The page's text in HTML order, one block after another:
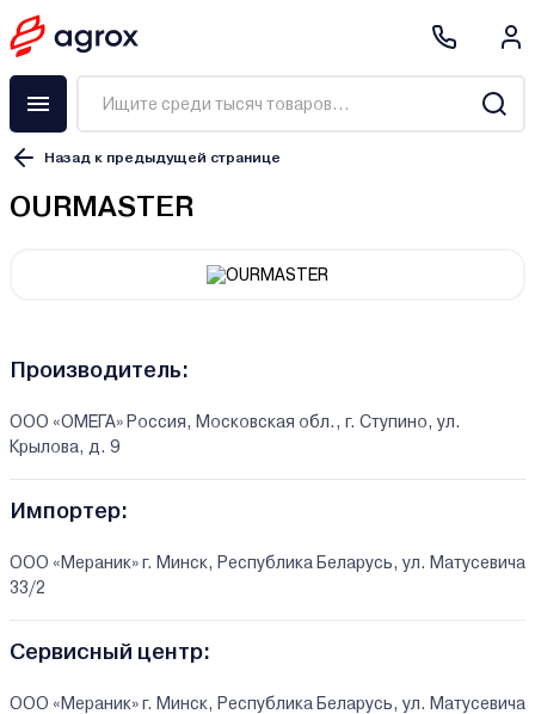
Назад к предыдущей странице
OURMASTER
Производитель:
ООО «ОМЕГА» Россия, Московская обл., г. Ступино, ул.
Крылова, д. 9
Импортер:
ООО «Мераник» г. Минск, Республика Беларусь, ул. Матусевича
33/2
Сервисный центр:
ООО «Мераник» г. Минск, Республика Беларусь, ул. Матусевича